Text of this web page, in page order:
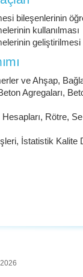
bileşenlerinin
kullanılması
geliştirilmesi
ve Ahşap,
Agregaları,
Hesapları, Rötre,
İstatistik Kalite